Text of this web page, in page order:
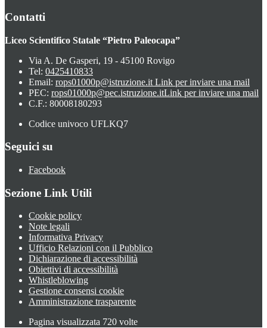
Contatti
Liceo Scientifico Statale “Pietro Paleocapa”
Via A. De Gasperi, 19 - 45100 Rovigo
Tel: 0425410833
Email: rops01000p@istruzione.it Link per inviare una mail
PEC: rops01000p@pec.istruzione.itLink per inviare una mail
C.F.: 80008180293
Codice univoco UFLKQ7
Seguici su
Facebook
Sezione Link Utili
Cookie policy
Note legali
Informativa Privacy
Ufficio Relazioni con il Pubblico
Dichiarazione di accessibilità
Obiettivi di accessibilità
Whistleblowing
Gestione consensi cookie
Amministrazione trasparente
Pagina visualizzata 720 volte